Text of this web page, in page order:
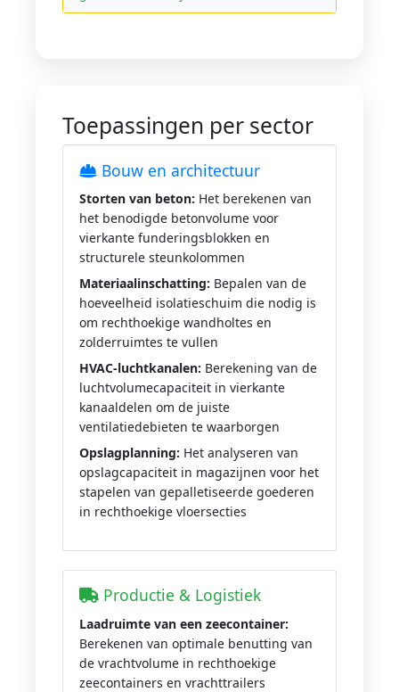
Toepassingen per sector
Bouw en architectuur
Storten van beton: Het berekenen van
het benodigde betonvolume voor
vierkante funderingsblokken en
structurele steunkolommen
Materiaalinschatting: Bepalen van de
hoeveelheid isolatieschuim die nodig is
om rechthoekige wandholtes en
zolderruimtes te vullen
HVAC-luchtkanalen: Berekening van de
luchtvolumecapaciteit in vierkante
kanaaldelen om de juiste
ventilatiedebieten te waarborgen
Opslagplanning: Het analyseren van
opslagcapaciteit in magazijnen voor het
stapelen van gepalletiseerde goederen
in rechthoekige vloersecties
Productie & Logistiek
Laadruimte van een zeecontainer:
Berekenen van optimale benutting van
de vrachtvolume in rechthoekige
zeecontainers en vrachttrailers